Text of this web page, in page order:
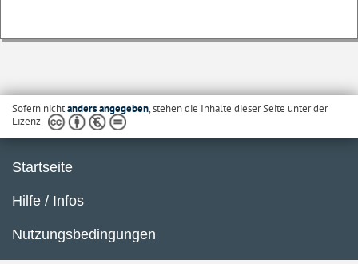
Sofern nichtanders angegeben, stehen die Inhalte dieser Seite unter der
Lizenz
Startseite
Hilfe / Infos
Nutzungsbedingungen